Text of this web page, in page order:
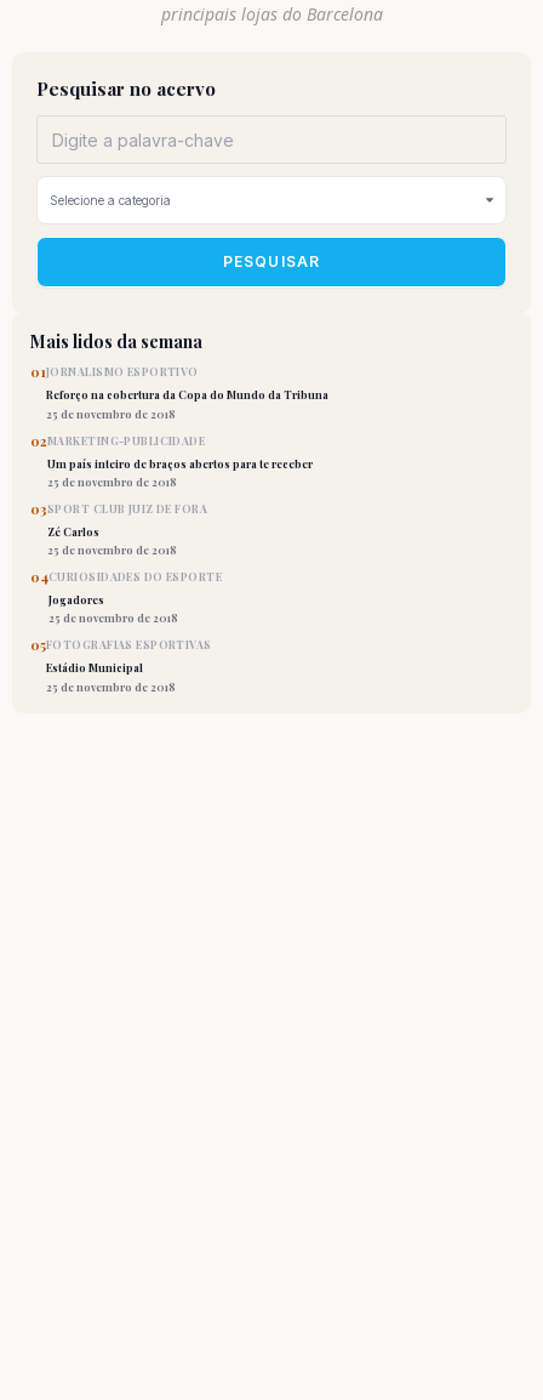
principais lojas do Barcelona
Pesquisar no acervo
PESQUISAR
Mais lidos da semana
01JORNALISMO ESPORTIVO
Reforço na cobertura da Copa do Mundo da Tribuna
25 de novembro de 2018
02MARKETING-PUBLICIDADE
Um país inteiro de braços abertos para te receber
25 de novembro de 2018
03SPORT CLUB JUIZ DE FORA
Zé Carlos
25 de novembro de 2018
04CURIOSIDADES DO ESPORTE
Jogadores
25 de novembro de 2018
05FOTOGRAFIAS ESPORTIVAS
Estádio Municipal
25 de novembro de 2018